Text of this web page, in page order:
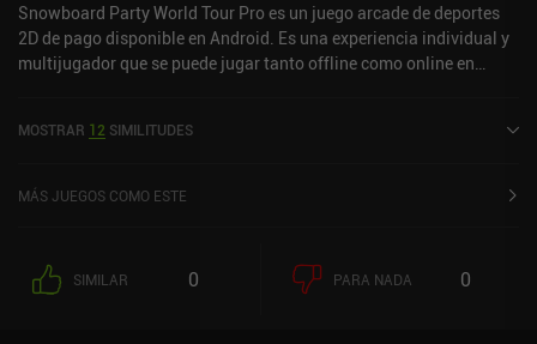
Snowboard Party World Tour Pro es un juego arcade de deportes
2D de pago disponible en Android. Es una experiencia individual y
multijugador que se puede jugar tanto offline como online en
en diciembre de 2015 y tiene una valoración actual de 4,5 sobre 5,0
MOSTRAR 12 SIMILITUDES
MÁS JUEGOS COMO ESTE
SIMILAR 0 PARA NADA 0